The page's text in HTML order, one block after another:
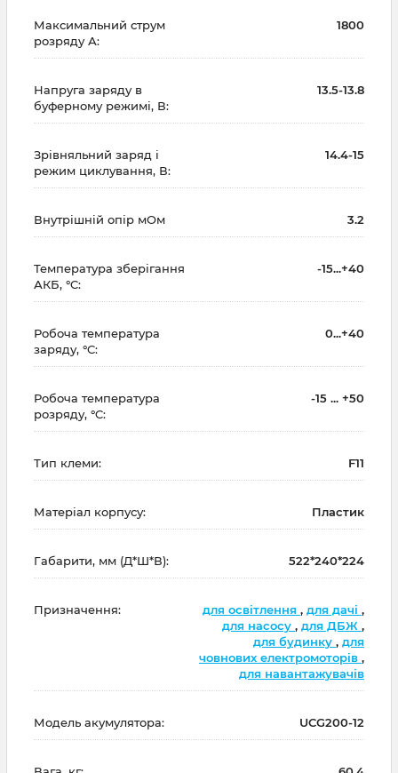
Максимальний струм
розряду А:
1800
Напруга заряду в
буферному режимі, В:
13.5-13.8
Зрівняльний заряд і
режим циклування, В:
14.4-15
Внутрішній опір мОм 3.2
Температура зберігання
АКБ, °C:
-15...+40
Робоча температура
заряду, °C:
0...+40
Робоча температура
розряду, °C:
-15 ... +50
Тип клеми: F11
Матеріал корпусу: Пластик
Габарити, мм (Д*Ш*В): 522*240*224
Призначення: для освітлення , для дачі ,
для насосу , для ДБЖ ,
для будинку , для
човнових електромоторів ,
для навантажувачів
Модель акумулятора: UCG200-12